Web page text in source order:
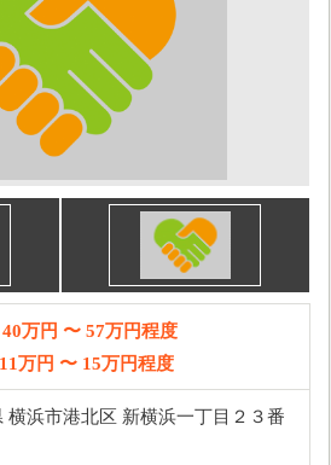
40万円 〜 57万円程度
11万円 〜 15万円程度
横浜市港北区 新横浜一丁目２３番